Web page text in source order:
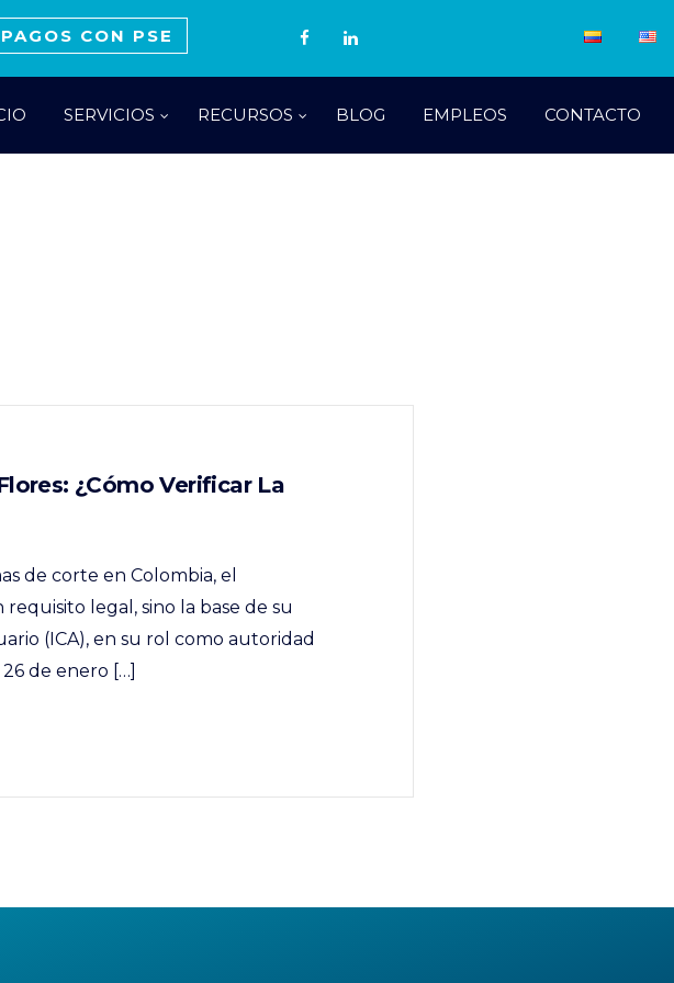
PAGOS CON PSE
SERVICIOS RECURSOS BLOG EMPLEOS CONTACTO
¿Cómo Verificar La
de corte en Colombia, el
legal, sino la base de su
(ICA), en su rol como autoridad
de enero […]